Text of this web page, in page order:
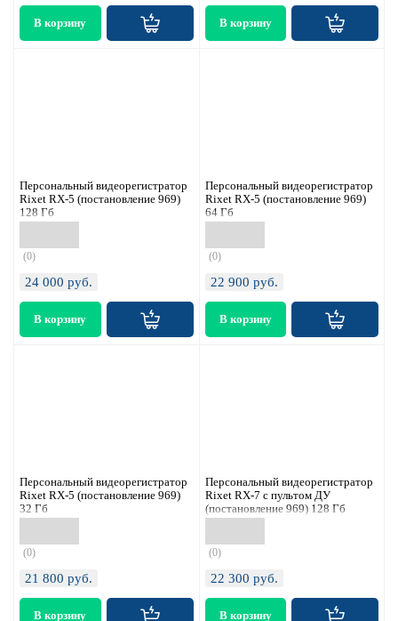
Персональный видеорегистратор
Rixet RX-5 (постановление 969)
128 Гб
(0)
24 000 руб.
Персональный видеорегистратор
Rixet RX-5 (постановление 969)
64 Гб
(0)
22 900 руб.
Персональный видеорегистратор
Rixet RX-5 (постановление 969)
32 Гб
(0)
21 800 руб.
Персональный видеорегистратор
Rixet RX-7 с пультом ДУ
(постановление 969) 128 Гб
(0)
22 300 руб.